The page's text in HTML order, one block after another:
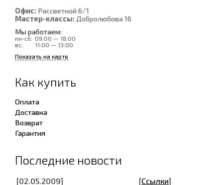
Офис: Рассветной 6/1
Мастер-классы: Добролюбова 16
Мы работаем:
пн-сб: 09:00 — 18:00
вс:
11:00 — 13:00
Показать на карте
Как купить
Оплата
Доставка
Возврат
Гарантия
Последние новости
[02.05.2009] [Ссылки]